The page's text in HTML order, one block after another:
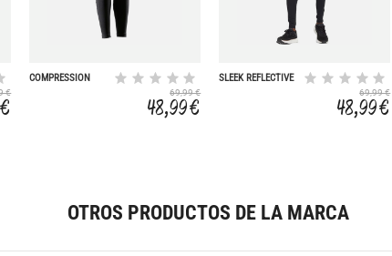
€
COMPRESSION
69,99 €
48,99 €
SLEEK REFLECTIVE
69,99 €
48,99 €
OTROS PRODUCTOS DE LA MARCA